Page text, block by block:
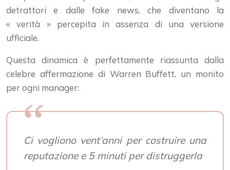
detrattori e dalle fake news, che diventano la
« verità » percepita in assenza di una versione
ufficiale.
Questa dinamica è perfettamente riassunta dalla
celebre affermazione di Warren Buffett, un monito
per ogni manager:
Ci vogliono vent’anni per costruire una
reputazione e 5 minuti per distruggerla